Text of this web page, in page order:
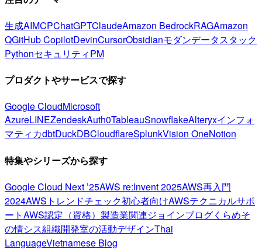
生成AIMCPChatGPTClaudeAmazon BedrockRAGAmazon
QGitHub CopilotDevinCursorObsidianモダンデータスタック
PythonセキュリティPM
プロダクトやサービスで探す
Google CloudMicrosoft
AzureLINEZendeskAuth0TableauSnowflakeAlteryxインフォ
マティカdbtDuckDBCloudflareSplunkVision OneNotion
特集やシリーズから探す
Google Cloud Next ’25AWS re:Invent 2025AWS再入門
2024AWSトレンドチェック初心者向けAWSテクニカルサポ
ートAWS認定（資格） 製造業関連ジョインブログくらめそ
の情シス組織開発室の活動デザインThai
LanguageVietnamese Blog